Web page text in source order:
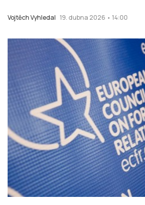
Vojtěch Vyhledal 19. dubna 2026 • 14:00